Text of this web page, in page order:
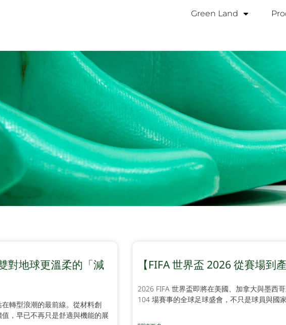
Green Land
對地球更溫柔的「減
轉型浪潮的最前線。從材料創
，早已不再只是舒適與機能的展
【FIFA 世界盃 2026 從賽場到
2026 FIFA 世界盃即將在美國、加拿大與墨西
104 場賽事的全球足球盛會，不只是球員與國